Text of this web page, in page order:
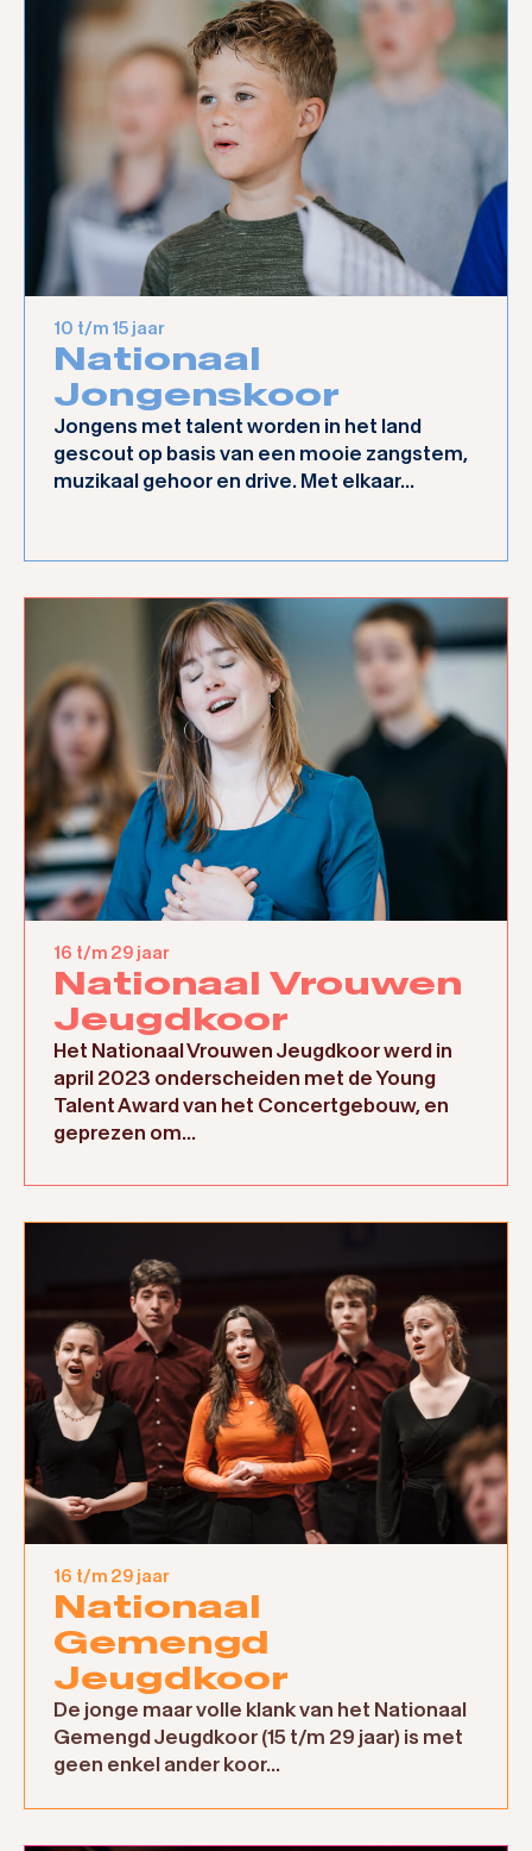
10 t/m 15 jaar
Nationaal
Jongenskoor
Jongens met talent worden in het land
gescout op basis van een mooie zangstem,
muzikaal gehoor en drive. Met elkaar...
16 t/m 29 jaar
Nationaal Vrouwen
Jeugdkoor
Het Nationaal Vrouwen Jeugdkoor werd in
april 2023 onderscheiden met de Young
Talent Award van het Concertgebouw, en
geprezen om...
16 t/m 29 jaar
Nationaal
Gemengd
Jeugdkoor
De jonge maar volle klank van het Nationaal
Gemengd Jeugdkoor (15 t/m 29 jaar) is met
geen enkel ander koor...